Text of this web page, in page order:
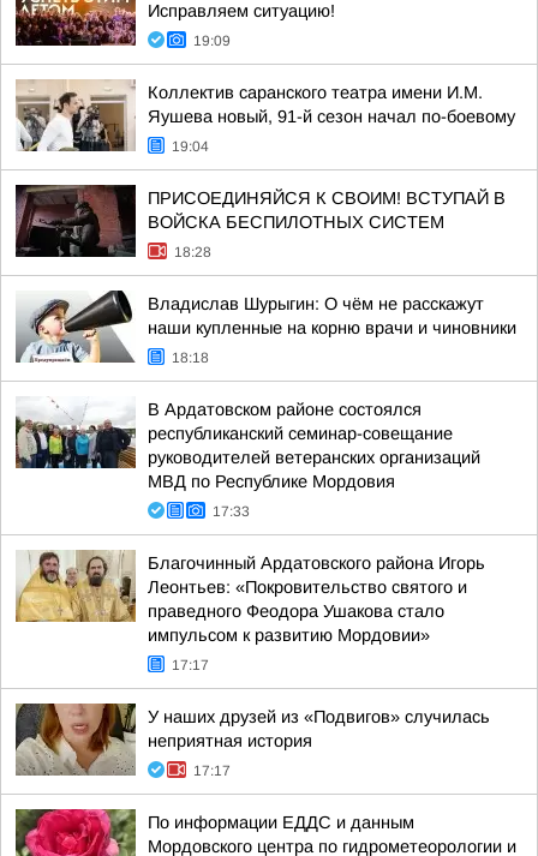
Исправляем ситуацию!
19:09
Коллектив саранского театра имени И.М.
Яушева новый, 91-й сезон начал по-боевому
19:04
ПРИСОЕДИНЯЙСЯ К СВОИМ! ВСТУПАЙ В
ВОЙСКА БЕСПИЛОТНЫХ СИСТЕМ
18:28
Владислав Шурыгин: О чём не расскажут
наши купленные на корню врачи и чиновники
18:18
В Ардатовском районе состоялся
республиканский семинар-совещание
руководителей ветеранских организаций
МВД по Республике Мордовия
17:33
Благочинный Ардатовского района Игорь
Леонтьев: «Покровительство святого и
праведного Феодора Ушакова стало
импульсом к развитию Мордовии»
17:17
У наших друзей из «Подвигов» случилась
неприятная история
17:17
По информации ЕДДС и данным
Мордовского центра по гидрометеорологии и